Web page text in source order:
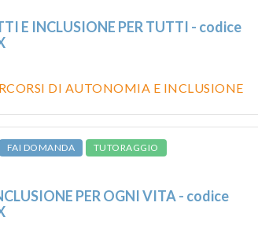
E INCLUSIONE PER TUTTI - codice
DI AUTONOMIA E INCLUSIONE
FAI DOMANDA
TUTORAGGIO
PER OGNI VITA - codice